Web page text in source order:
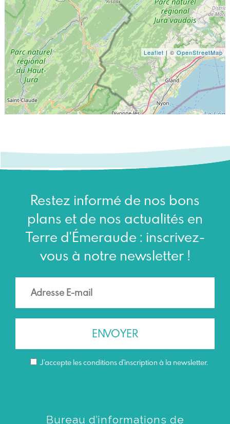
Leaflet | ©OpenStreetMap
Restez informé de nos bons
plans et de nos actualités en
Terre d'Émeraude : inscrivez-
vous à notre newsletter !
J’accepte les conditions d'inscription à la newsletter.
Bureau d’informations de